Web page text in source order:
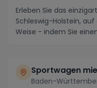
Erleben Sie das
Schleswig-Holstein,
Weise - indem Sie
Sportwagen
Baden-